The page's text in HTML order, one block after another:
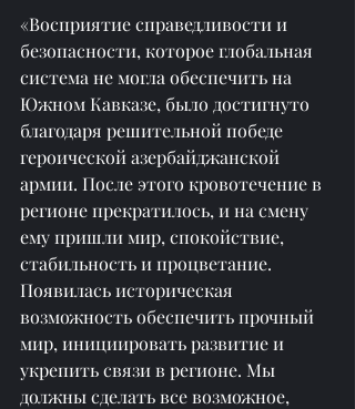
«Восприятие справедливости и
безопасности, которое глобальная
система не могла обеспечить на
Южном Кавказе, было достигнуто
благодаря решительной победе
героической азербайджанской
армии. После этого кровотечение в
регионе прекратилось, и на смену
ему пришли мир, спокойствие,
стабильность и процветание.
Появилась историческая
возможность обеспечить прочный
мир, инициировать развитие и
укрепить связи в регионе. Мы
должны сделать все возможное,